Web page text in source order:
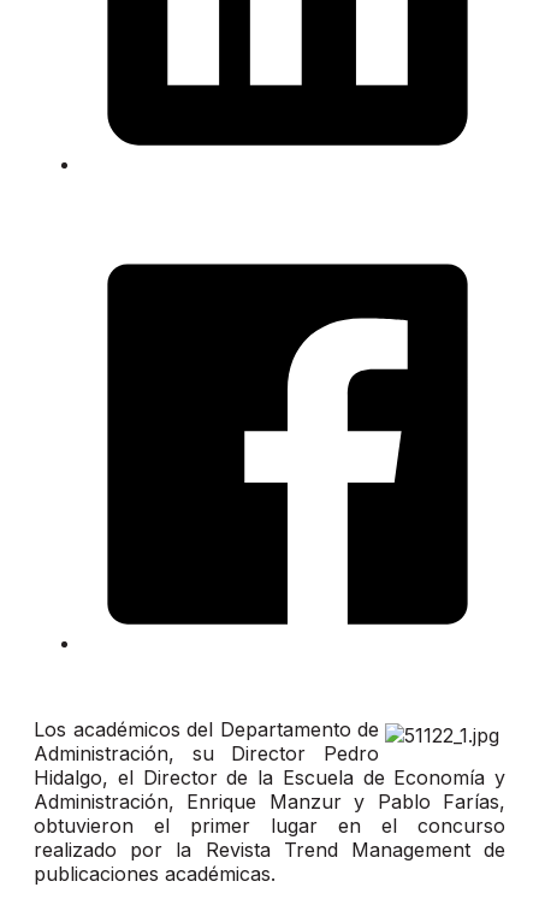
Los académicos del Departamento de
Administración, su Director Pedro
Hidalgo, el Director de la Escuela de Economía y
Administración, Enrique Manzur y Pablo Farías,
obtuvieron el primer lugar en el concurso
realizado por la Revista Trend Management de
publicaciones académicas.